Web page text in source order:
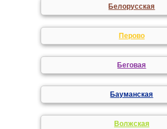
Белорусская
Перово
Беговая
Бауманская
Волжская